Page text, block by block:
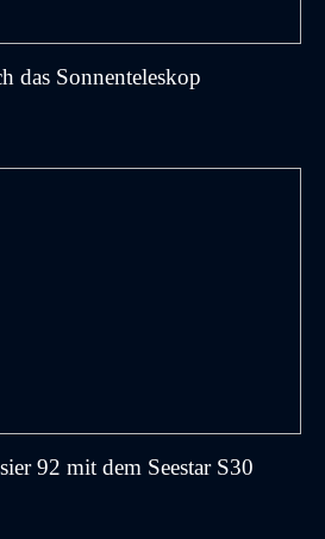
das Sonnenteleskop
92 mit dem Seestar S30